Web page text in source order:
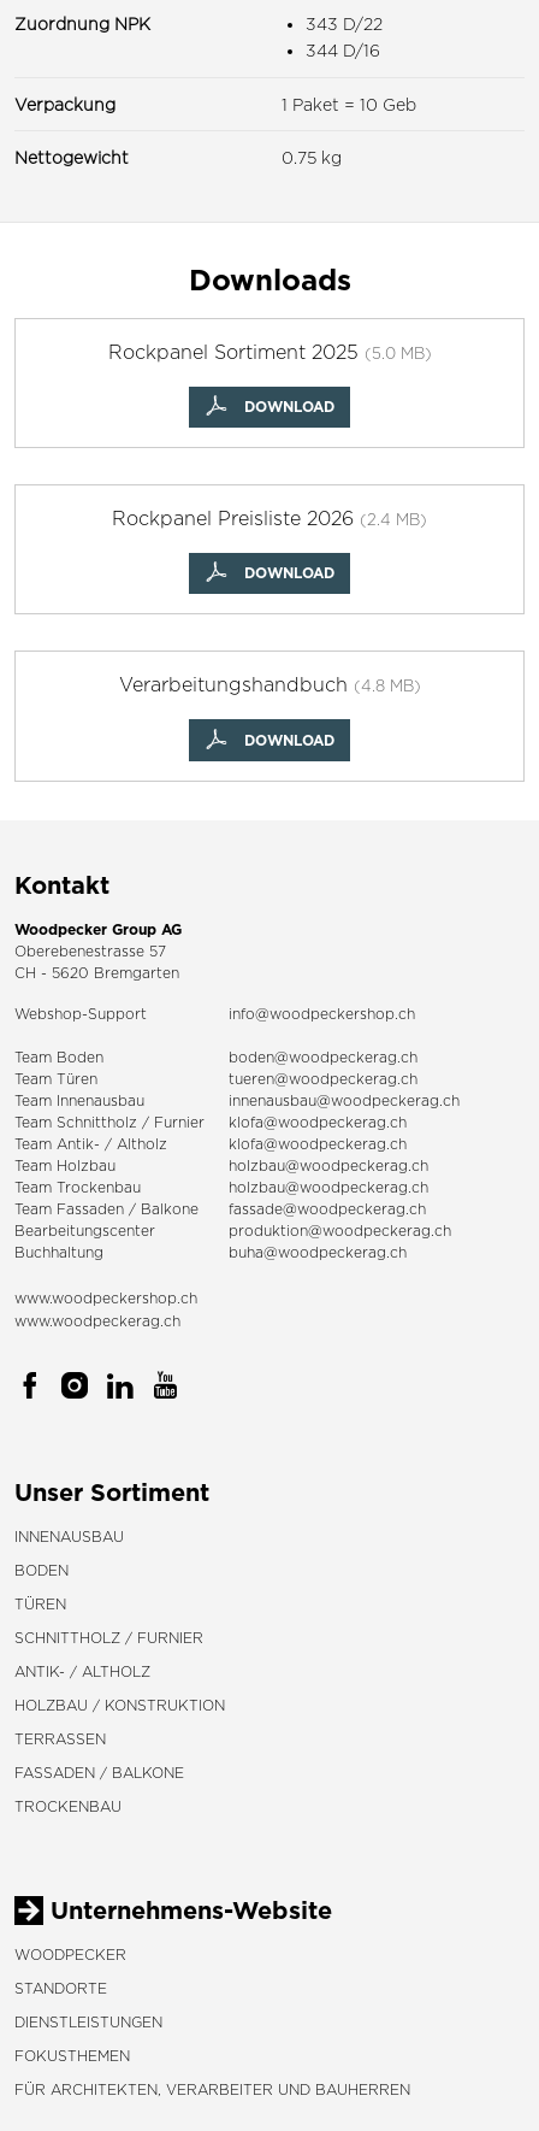
Zuordnung NPK
343 D/22
344 D/16
Verpackung 1 Paket = 10 Geb
Nettogewicht 0.75 kg
Downloads
Rockpanel Sortiment 2025 (5.0 MB)
DOWNLOAD
Rockpanel Preisliste 2026 (2.4 MB)
DOWNLOAD
Verarbeitungshandbuch (4.8 MB)
DOWNLOAD
Kontakt
Woodpecker Group AG
Oberebenestrasse 57
CH - 5620 Bremgarten
Webshop-Support info@woodpeckershop.ch
Team Boden
boden@woodpeckerag.ch
Team Türen
tueren@woodpeckerag.ch
Team Innenausbau
innenausbau@woodpeckerag.ch
Team Schnittholz / Furnier
klofa@woodpeckerag.ch
Team Antik- / Altholz
klofa@woodpeckerag.ch
Team Holzbau
holzbau@woodpeckerag.ch
Team Trockenbau
holzbau@woodpeckerag.ch
Team Fassaden / Balkone
fassade@woodpeckerag.ch
Bearbeitungscenter
produktion@woodpeckerag.ch
Buchhaltung
buha@woodpeckerag.ch
www.woodpeckershop.ch
www.woodpeckerag.ch
Unser Sortiment
INNENAUSBAU
BODEN
TÜREN
SCHNITTHOLZ / FURNIER
ANTIK- / ALTHOLZ
HOLZBAU / KONSTRUKTION
TERRASSEN
FASSADEN / BALKONE
TROCKENBAU
Unternehmens-Website
WOODPECKER
STANDORTE
DIENSTLEISTUNGEN
FOKUSTHEMEN
FÜR ARCHITEKTEN, VERARBEITER UND BAUHERREN